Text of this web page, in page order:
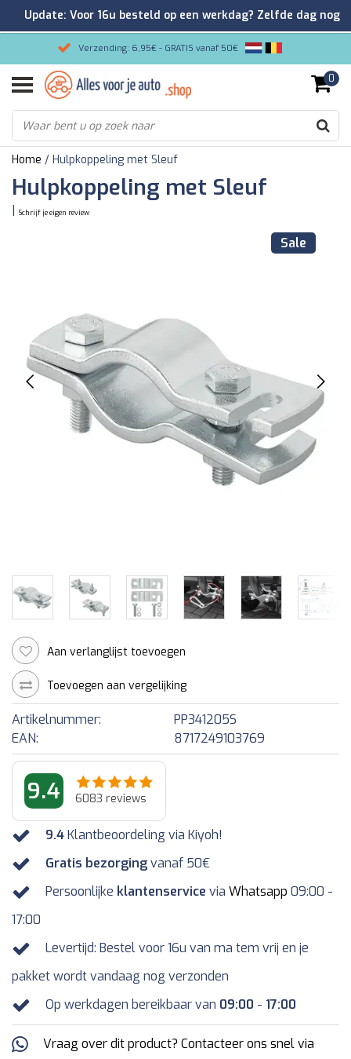
Verzending: 6,95€ - GRATIS vanaf 50€
Gemakkelijk bestellen/Veilig betalen
9.2/10 Klantenrating via Kiyoh!
0
Home / Hulpkoppeling met Sleuf
Hulpkoppeling met Sleuf
Schrijf je eigen review
Sale
Aan verlanglijst toevoegen
Toevoegen aan vergelijking
Artikelnummer:
PP341205S
EAN:
8717249103769
9.4 6083 reviews
9.4Klantbeoordeling via Kiyoh!
Gratis bezorgingvanaf 50€
Persoonlijke klantenservice via Whatsapp 09:00 -
17:00
Levertijd: Bestel voor 16u van ma tem vrij en je
pakket wordt vandaag nog verzonden
Op werkdagen bereikbaar van 09:00 - 17:00
Vraag over dit product? Contacteer ons snel via
Update: Voor 16u besteld op een werkdag? Zelfde dag nog
verzonden!